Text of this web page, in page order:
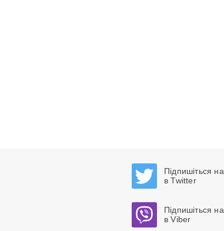
Підпишіться на
в Twitter
Підпишіться на
в Viber